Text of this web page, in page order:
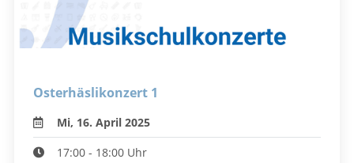
Osterhäslikonzert 1
Mi, 16. April 2025
17:00 - 18:00 Uhr